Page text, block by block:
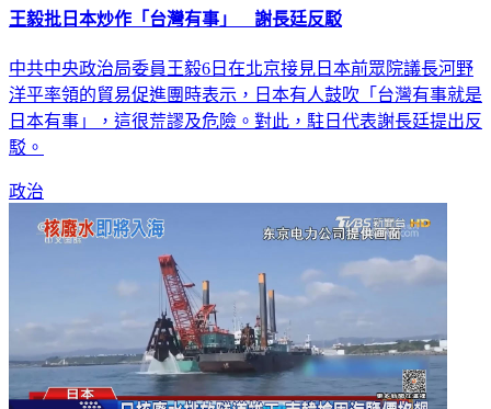
王毅批日本炒作「台灣有事」 謝長廷反駁
中共中央政治局委員王毅6日在北京接見日本前眾院議長河野
洋平率領的貿易促進團時表示，日本有人鼓吹「台灣有事就是
日本有事」，這很荒謬及危險。對此，駐日代表謝長廷提出反
駁。
政治